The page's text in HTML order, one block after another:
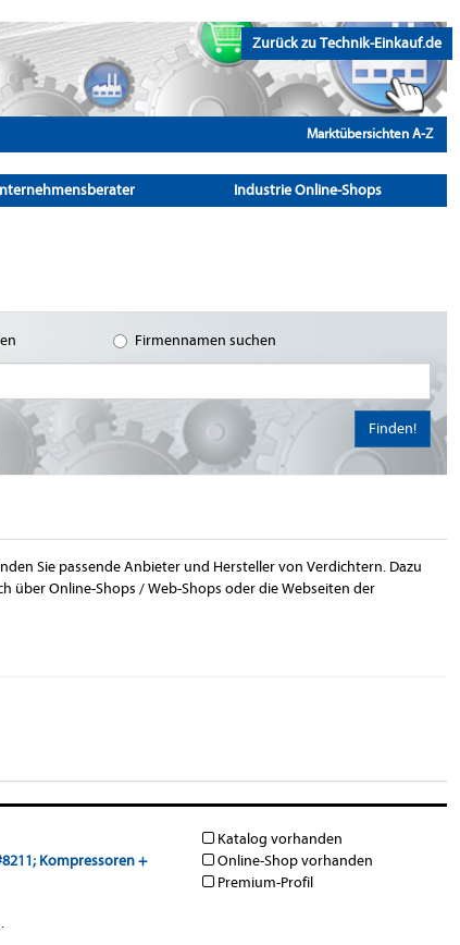
Zurück zu Technik-Einkauf.de
Marktübersichten A-Z
Industrie Online-Shops
Firmennamen suchen
Finden!
Sie passende Anbieter und Hersteller von Verdichtern. Dazu
über Online-Shops / Web-Shops oder die Webseiten der
Kompressoren +
·
Katalog vorhanden
Online-Shop vorhanden
Premium-Profil